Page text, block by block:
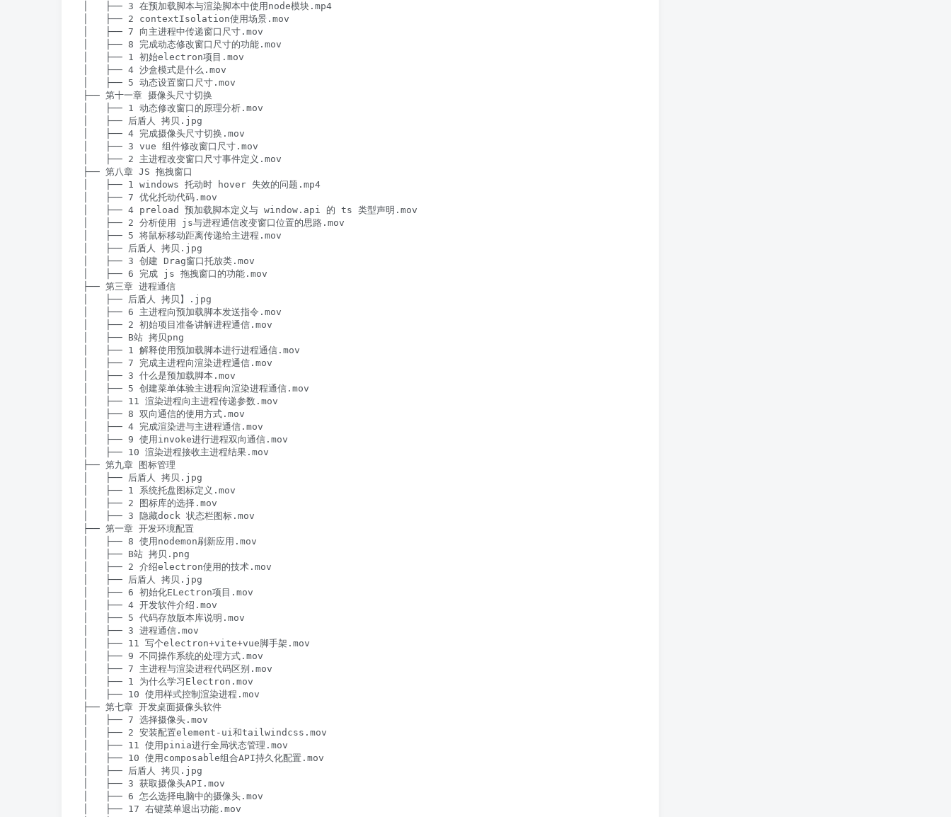
│   ├── 3 在预加载脚本与渲染脚本中使用node模块.mp4
│   ├── 2 contextIsolation使用场景.mov
│   ├── 7 向主进程中传递窗口尺寸.mov
│   ├── 8 完成动态修改窗口尺寸的功能.mov
│   ├── 1 初始electron项目.mov
│   ├── 4 沙盒模式是什么.mov
│   ├── 5 动态设置窗口尺寸.mov
├── 第十一章 摄像头尺寸切换
│   ├── 1 动态修改窗口的原理分析.mov
│   ├── 后盾人 拷贝.jpg
│   ├── 4 完成摄像头尺寸切换.mov
│   ├── 3 vue 组件修改窗口尺寸.mov
│   ├── 2 主进程改变窗口尺寸事件定义.mov
├── 第八章 JS 拖拽窗口
│   ├── 1 windows 托动时 hover 失效的问题.mp4
│   ├── 7 优化托动代码.mov
│   ├── 4 preload 预加载脚本定义与 window.api 的 ts 类型声明.mov
│   ├── 2 分析使用 js与进程通信改变窗口位置的思路.mov
│   ├── 5 将鼠标移动距离传递给主进程.mov
│   ├── 后盾人 拷贝.jpg
│   ├── 3 创建 Drag窗口托放类.mov
│   ├── 6 完成 js 拖拽窗口的功能.mov
├── 第三章 进程通信
│   ├── 后盾人 拷贝】.jpg
│   ├── 6 主进程向预加载脚本发送指令.mov
│   ├── 2 初始项目准备讲解进程通信.mov
│   ├── B站 拷贝png
│   ├── 1 解释使用预加载脚本进行进程通信.mov
│   ├── 7 完成主进程向渲染进程通信.mov
│   ├── 3 什么是预加载脚本.mov
│   ├── 5 创建菜单体验主进程向渲染进程通信.mov
│   ├── 11 渲染进程向主进程传递参数.mov
│   ├── 8 双向通信的使用方式.mov
│   ├── 4 完成渲染进与主进程通信.mov
│   ├── 9 使用invoke进行进程双向通信.mov
│   ├── 10 渲染进程接收主进程结果.mov
├── 第九章 图标管理
│   ├── 后盾人 拷贝.jpg
│   ├── 1 系统托盘图标定义.mov
│   ├── 2 图标库的选择.mov
│   ├── 3 隐藏dock 状态栏图标.mov
├── 第一章 开发环境配置
│   ├── 8 使用nodemon刷新应用.mov
│   ├── B站 拷贝.png
│   ├── 2 介绍electron使用的技术.mov
│   ├── 后盾人 拷贝.jpg
│   ├── 6 初始化ELectron项目.mov
│   ├── 4 开发软件介绍.mov
│   ├── 5 代码存放版本库说明.mov
│   ├── 3 进程通信.mov
│   ├── 11 写个electron+vite+vue脚手架.mov
│   ├── 9 不同操作系统的处理方式.mov
│   ├── 7 主进程与渲染进程代码区别.mov
│   ├── 1 为什么学习Electron.mov
│   ├── 10 使用样式控制渲染进程.mov
├── 第七章 开发桌面摄像头软件
│   ├── 7 选择摄像头.mov
│   ├── 2 安装配置element-ui和tailwindcss.mov
│   ├── 11 使用pinia进行全局状态管理.mov
│   ├── 10 使用composable组合API持久化配置.mov
│   ├── 后盾人 拷贝.jpg
│   ├── 3 获取摄像头API.mov
│   ├── 6 怎么选择电脑中的摄像头.mov
│   ├── 17 右键菜单退出功能.mov